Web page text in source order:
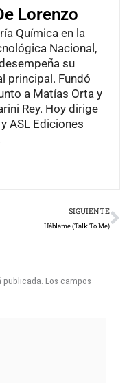
Lorenzo
Química en la
Nacional,
su
principal. Fundó
a Matías Orta y
Rey. Hoy dirige
ASL Ediciones
SIGUIENTE
Háblame (Talk To Me)
publicada. Los campos